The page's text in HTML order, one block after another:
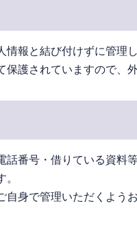
報と結び付けずに管理し
護されていますので、
番号・借りている資料
身で管理いただくようお